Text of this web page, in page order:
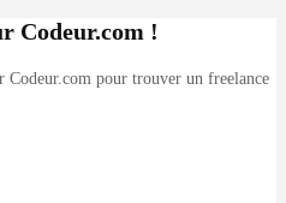
Codeur.com !
Codeur.com pour trouver un freelance